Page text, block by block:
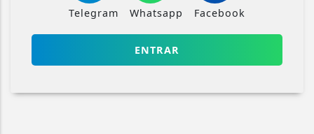
Telegram Whatsapp Facebook
ENTRAR